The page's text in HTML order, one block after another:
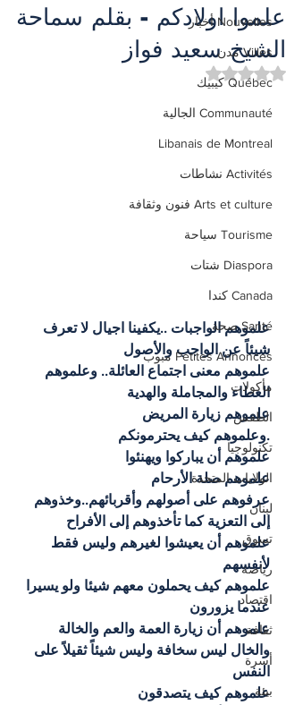
Nouvelles أخبار
Villes مدن
Québec كيبيك
Communauté الجالية
Libanais de Montreal
Activités نشاطات
Arts et culture فنون وثقافة
Tourisme سياحة
Diaspora شتات
Canada كندا
Santé صحة
Petites Annonces مبوب
مأكولات
الطقس
تكنولوجيا
الولايات المتحدة
لبنان
تسوق
رياضة
اقتصاد
ثقافة
أسرة
بيئة
علموا اولادكم - بقلم سماحة
الشيخ سعيد فواز
تم التقييم بـ ليس رقمًا من أصل 5 نجوم.
علموهم الواجبات ..يكفينا اجيال لا تعرف
شيئاً عن الواجب والأصول
علموهم معنى اجتماع العائلة.. وعلموهم
العطاء والمجاملة والهدية
علموهم زيارة المريض
.وعلموهم كيف يحترمونكم
علموهم أن يباركوا ويهنئوا
علموهم صلة الأرحام
عرفوهم على أصولهم وأقربائهم..وخذوهم
إلى التعزية كما تأخذوهم إلى الأفراح
علموهم أن يعيشوا لغيرهم وليس فقط
لأنفسهم
علموهم كيف يحملون معهم شيئا ولو يسيرا
عندما يزورون
علموهم أن زيارة العمة والعم والخالة
والخال ليس سخافة وليس شيئاً ثقيلاً على
النفس
علموهم كيف يتصدقون